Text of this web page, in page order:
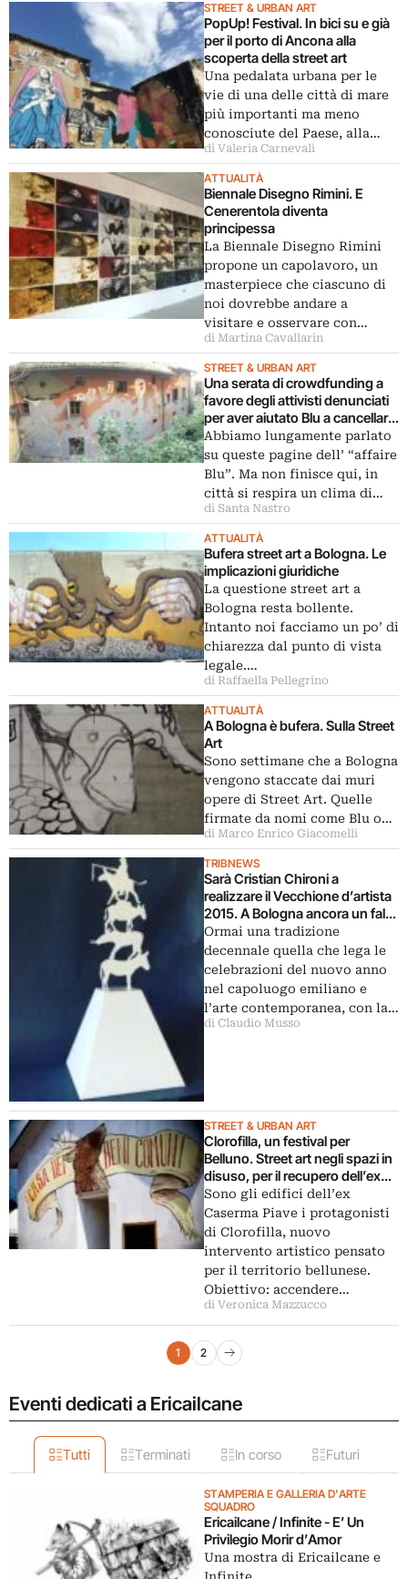
STREET & URBAN ART
PopUp! Festival. In bici su e già
per il porto di Ancona alla
scoperta della street art
Una pedalata urbana per le
vie di una delle città di mare
più importanti ma meno
conosciute del Paese, alla…
di Valeria Carnevali
ATTUALITÀ
Biennale Disegno Rimini. E
Cenerentola diventa
principessa
La Biennale Disegno Rimini
propone un capolavoro, un
masterpiece che ciascuno di
noi dovrebbe andare a
visitare e osservare con…
di Martina Cavallarin
STREET & URBAN ART
Una serata di crowdfunding a
favore degli attivisti denunciati
per aver aiutato Blu a cancellare
i graffiti a Bologna. Luci e ombre
di una vicenda italiana
Abbiamo lungamente parlato
su queste pagine dell’ “affaire
Blu”. Ma non finisce qui, in
città si respira un clima di…
di Santa Nastro
ATTUALITÀ
Bufera street art a Bologna. Le
implicazioni giuridiche
La questione street art a
Bologna resta bollente.
Intanto noi facciamo un po’ di
chiarezza dal punto di vista
legale.…
di Raffaella Pellegrino
ATTUALITÀ
A Bologna è bufera. Sulla Street
Art
Sono settimane che a Bologna
vengono staccate dai muri
opere di Street Art. Quelle
firmate da nomi come Blu o…
di Marco Enrico Giacomelli
TRIBNEWS
Sarà Cristian Chironi a
realizzare il Vecchione d’artista
2015. A Bologna ancora un falò
di Capodanno con l’arte
contemporanea
Ormai una tradizione
decennale quella che lega le
celebrazioni del nuovo anno
nel capoluogo emiliano e
l’arte contemporanea, con la…
di Claudio Musso
STREET & URBAN ART
Clorofilla, un festival per
Belluno. Street art negli spazi in
disuso, per il recupero dell’ex
Caserma Piave. Le foto dei
murales
Sono gli edifici dell’ex
Caserma Piave i protagonisti
di Clorofilla, nuovo
intervento artistico pensato
per il territorio bellunese.
Obiettivo: accendere…
di Veronica Mazzucco
Navigazione articoli
1 2
Pagina successiva
Eventi dedicati a Ericailcane
Tutti Terminati In corso Futuri
STAMPERIA E GALLERIA D'ARTE
SQUADRO
Ericailcane / Infinite - E’ Un
Privilegio Morir d’Amor
Una mostra di Ericailcane e
Infinite.